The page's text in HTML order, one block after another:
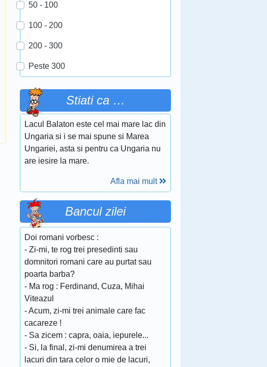
50 - 100
100 - 200
200 - 300
Peste 300
Stiati ca …
Lacul Balaton este cel mai mare lac din
Ungaria si i se mai spune si Marea
Ungariei, asta si pentru ca Ungaria nu
are iesire la mare.
Afla mai mult
Bancul zilei
Doi romani vorbesc :
- Zi-mi, te rog trei presedinti sau
domnitori romani care au purtat sau
poarta barba?
- Ma rog : Ferdinand, Cuza, Mihai
Viteazul
- Acum, zi-mi trei animale care fac
cacareze !
- Sa zicem : capra, oaia, iepurele...
- Si, la final, zi-mi denumirea a trei
lacuri din tara celor o mie de lacuri,